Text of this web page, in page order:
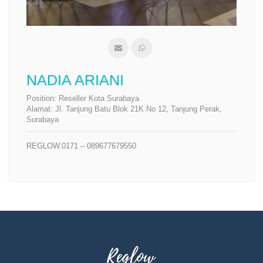
NADIA ARIANI
Position: Reseller Kota Surabaya
Alamat: Jl. Tanjung Batu Blok 21K No 12, Tanjung Perak,
Surabaya
REGLOW.0171 – 089677679550